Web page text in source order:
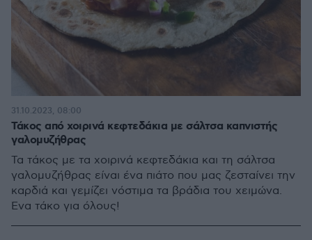
Τάκος από χοιρινά κεφτεδάκια με σάλτσα καπνιστής
γαλομυζήθρας
Τα τάκος με τα χοιρινά κεφτεδάκια και τη σάλτσα
γαλομυζήθρας είναι ένα πιάτο που μας ζεσταίνει την
καρδιά και γεμίζει νόστιμα τα βράδια του χειμώνα.
Ένα τάκο για όλους!
31.10.2023, 08:00